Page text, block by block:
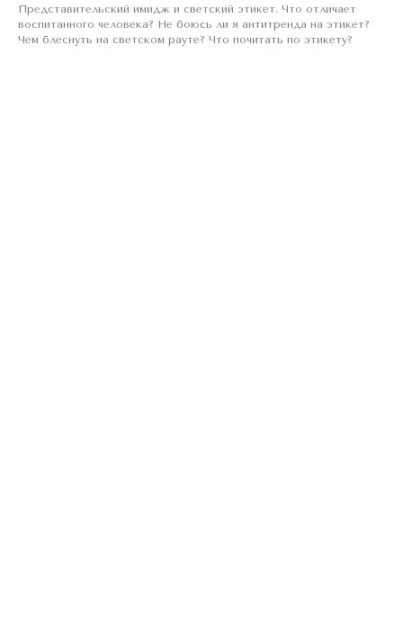
Представительский имидж и светский этикет. Что отличает
воспитанного человека? Не боюсь ли я антитренда на этикет?
Чем блеснуть на светском рауте? Что почитать по этикету?